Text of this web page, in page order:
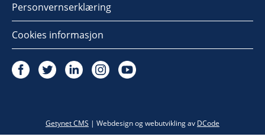
Personvernserklæring
Cookies informasjon
Getynet CMS | Webdesign og webutvikling av DCode